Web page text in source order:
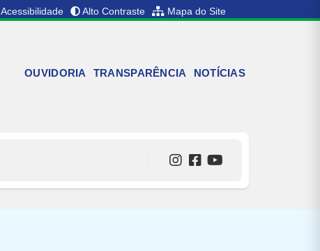
Acessibilidade Alto Contraste Mapa do Site
OUVIDORIA TRANSPARÊNCIA NOTÍCIAS